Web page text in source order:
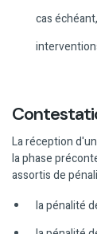
cas
La réception
la phase
assortis de
la pénalité